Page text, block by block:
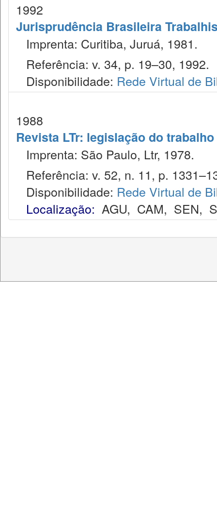
1992
Jurisprudência Brasileira
Imprenta: Curitiba, Juruá, 1981.
Referência: v. 34, p. 19–30, 1992.
Disponibilidade: Rede Virtual de
1988
Revista LTr: legislação do trabalho
Imprenta: São Paulo, Ltr, 1978.
Referência: v. 52, n. 11, p.
Disponibilidade: Rede Virtual de
Localização: AGU, CAM, SEN,